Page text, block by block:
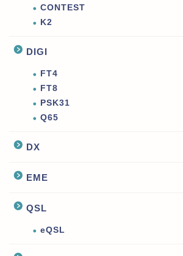
CONTEST
K2
DIGI
FT4
FT8
PSK31
Q65
DX
EME
QSL
eQSL